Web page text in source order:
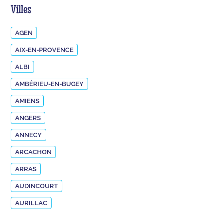
Villes
AGEN
AIX-EN-PROVENCE
ALBI
AMBÉRIEU-EN-BUGEY
AMIENS
ANGERS
ANNECY
ARCACHON
ARRAS
AUDINCOURT
AURILLAC